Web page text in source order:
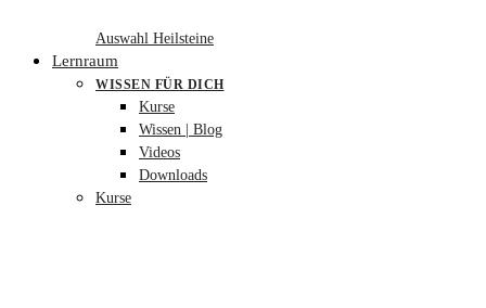
Auswahl Heilsteine
Lernraum
WISSEN FÜR DICH
Kurse
Wissen | Blog
Videos
Downloads
Kurse